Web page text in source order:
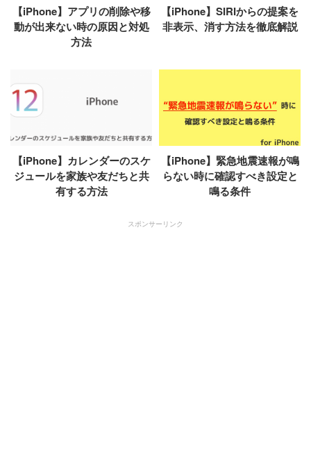
【iPhone】アプリの削除や移
動が出来ない時の原因と対処
方法
【iPhone】SIRIからの提案を
非表示、消す方法を徹底解説
【iPhone】カレンダーのスケ
ジュールを家族や友だちと共
有する方法
【iPhone】緊急地震速報が鳴
らない時に確認すべき設定と
鳴る条件
スポンサーリンク